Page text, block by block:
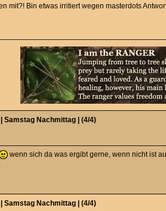
mit?! Bin etwas irritiert wegen masterdots
Samstag Nachmittag | (4/4)
wenn sich da was ergibt gerne, wenn nicht ist
Samstag Nachmittag | (4/4)